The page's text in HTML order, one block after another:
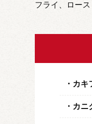
フライ、ロー
カキ
カニ